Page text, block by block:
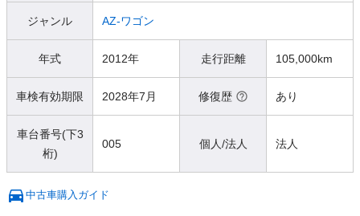
ジャンル AZ-ワゴン
年式 2012年 走行距離 105,000km
車検有効期限 2028年7月 修復歴 あり
車台番号(下3
桁)
005 個人/法人 法人
中古車購入ガイド